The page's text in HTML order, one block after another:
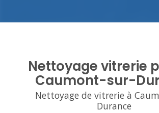
Nettoyage vitrerie
Caumont-sur-
Nettoyage de vitrerie à
Durance